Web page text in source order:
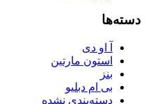
دسته‌ها
آ او دی
استون مارتین
بنز
بی ام دبلیو
دسته‌بندی نشده